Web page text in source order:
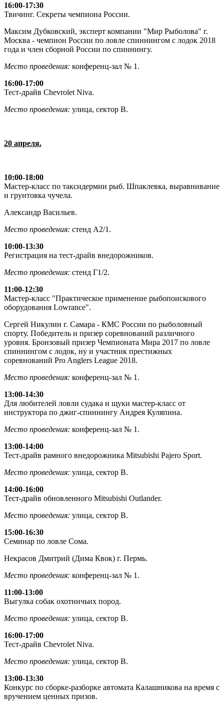
16:00-17:30
Твичинг. Секреты чемпиона России.
Максим Дубковский, эксперт компании "Мир Рыболова" г.
Москва - чемпион России по ловле спиннингом с лодок 2018
года и член сборной России по спиннингу.
Место проведения: конференц-зал № 1.
16:00-17:00
Тест-драйв Chevrolet Niva.
Место проведения: улица, сектор В.
20 апреля.
10:00-18:00
Мастер-класс по таксидермии рыб. Шпаклевка, выравнивание
и грунтовка чучела.
Александр Васильев.
Место проведения: стенд А2/1.
10:00-13:30
Регистрация на тест-драйв внедорожников.
Место проведения: стенд Г1/2.
11:00-12:30
Мастер-класс "Практическое применение рыбопоискового
оборудования Lowrance".
Сергей Никулин г. Самара - КМС России по рыболовный
спорту. Победитель и призер соревнований различного
уровня. Бронзовый призер Чемпионата Мира 2017 по ловле
спиннингом с лодок, ну и участник престижных
соревнований Pro Anglers League 2018.
Место проведения: конференц-зал № 1.
13:00-14:30
Для любителей ловли судака и щуки мастер-класс от
инструктора по джиг-спиннингу Андрея Куляпина.
Место проведения: конференц-зал № 1.
13:00-14:00
Тест-драйв рамного внедорожника Mitsubishi Pajero Sport.
Место проведения: улица, сектор В.
14:00-16:00
Тест-драйв обновленного Mitsubishi Outlander.
Место проведения: улица, сектор В.
15:00-16:30
Семинар по ловле Сома.
Некрасов Дмитрий (Дима Квок) г. Пермь.
Место проведения: конференц-зал № 1.
11:00-13:00
Выгулка собак охотничьих пород.
Место проведения: улица, сектор В.
16:00-17:00
Тест-драйв Chevrolet Niva.
Место проведения: улица, сектор В.
13:00-13:30
Конкурс по сборке-разборке автомата Калашникова на время с
вручением ценных призов.